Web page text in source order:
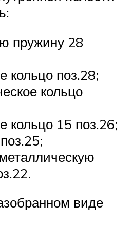
пружину 28
кольцо поз.28;
кольцо
кольцо 15 поз.26;
виде